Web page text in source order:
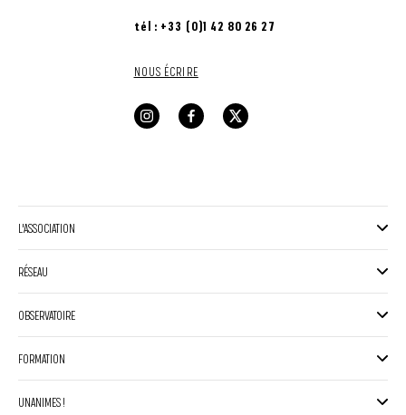
tél : +33 (0)1 42 80 26 27
NOUS ÉCRIRE
L'ASSOCIATION
RÉSEAU
OBSERVATOIRE
FORMATION
UNANIMES !